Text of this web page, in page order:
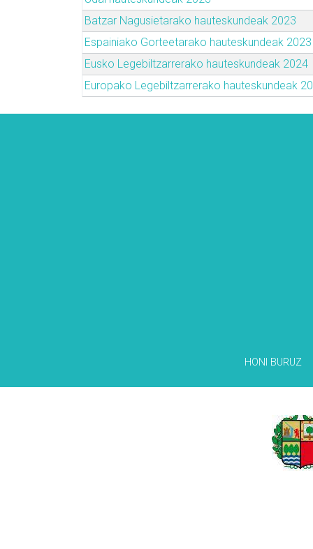
Batzar Nagusietarako hauteskundeak 2023
Espainiako Gorteetarako hauteskundeak 2023
Eusko Legebiltzarrerako hauteskundeak 2024
Europako Legebiltzarrerako hauteskundeak
HONI BURUZ